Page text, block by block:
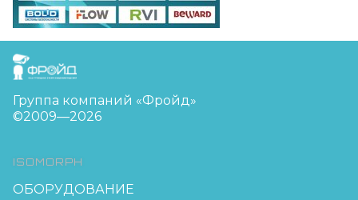
FreudGroup
Группа компаний «Фройд»
©2009—2026
ISOMORPH
ОБОРУДОВАНИЕ